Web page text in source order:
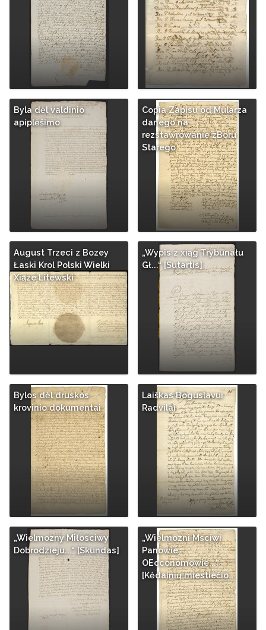
Byla dėl valdinio
apiplėšimo
Copia Zapisu od Mularza
danego na
rezstawrowanie zBoru
Starego
August Trzeci z Bozey
Łaski Krol Polski Wielki
Xiąze Litewski
„Wypis z xiąg Trybunału
Gł...“ [Sutartis]
Bylos dėl druskos
krovinio dokumentai
Laiškas Boguslavui
Radvilai
„Wielmozny Miłosciwy
Dobrodzieju...“ [Skundas]
„Wielmozni Msciwi
Panowie
OEcconomowie...“
[Kėdainių miestiečio…